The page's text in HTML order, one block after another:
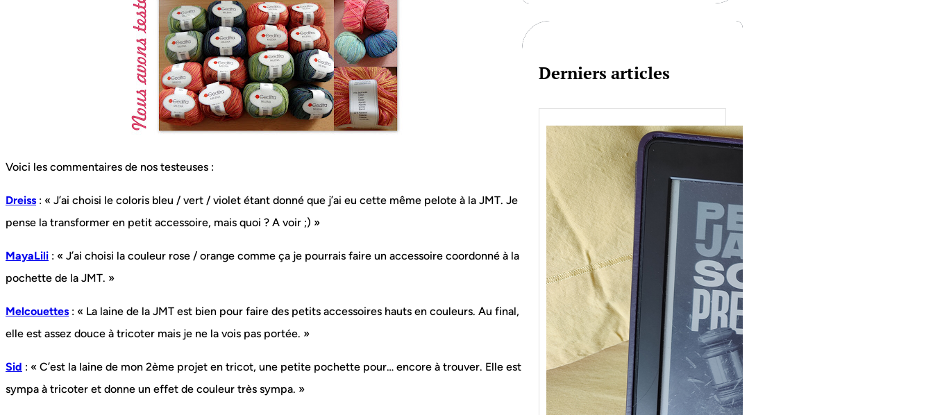
Voici les commentaires de nos testeuses :
Dreiss : « J’ai choisi le coloris bleu / vert / violet étant donné que j’ai eu cette même pelote à la JMT. Je
pense la transformer en petit accessoire, mais quoi ? A voir ;) »
MayaLili : « J’ai choisi la couleur rose / orange comme ça je pourrais faire un accessoire coordonné à la
pochette de la JMT. »
Melcouettes : « La laine de la JMT est bien pour faire des petits accessoires hauts en couleurs. Au final,
elle est assez douce à tricoter mais je ne la vois pas portée. »
Sid : « C’est la laine de mon 2ème projet en tricot, une petite pochette pour… encore à trouver. Elle est
sympa à tricoter et donne un effet de couleur très sympa. »
h
Derniers articles
Je bouquine #149
Sans grande surprise, j’ai
replongé dans la série
« Roy Grace »…